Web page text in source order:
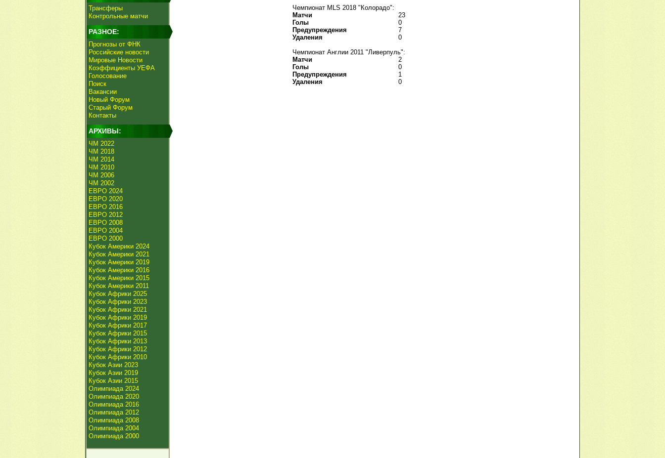
Трансферы
Контрольные матчи
РАЗНОЕ:
Прогнозы от ФНК
Российские новости
Мировые Новости
Коэффициенты УЕФА
Голосование
Поиск
Вакансии
Новый Форум
Старый Форум
Контакты
АРХИВЫ:
ЧМ 2022
ЧМ 2018
ЧМ 2014
ЧМ 2010
ЧМ 2006
ЧМ 2002
ЕВРО 2024
ЕВРО 2020
ЕВРО 2016
ЕВРО 2012
ЕВРО 2008
ЕВРО 2004
ЕВРО 2000
Кубок Америки 2024
Кубок Америки 2021
Кубок Америки 2019
Кубок Америки 2016
Кубок Америки 2015
Кубок Америки 2011
Кубок Африки 2025
Кубок Африки 2023
Кубок Африки 2021
Кубок Африки 2019
Кубок Африки 2017
Кубок Африки 2015
Кубок Африки 2013
Кубок Африки 2012
Кубок Африки 2010
Кубок Азии 2023
Кубок Азии 2019
Кубок Азии 2015
Олимпиада 2024
Олимпиада 2020
Олимпиада 2016
Олимпиада 2012
Олимпиада 2008
Олимпиада 2004
Олимпиада 2000
Чемпионат MLS 2018 "Колорадо":
Матчи
23
Голы
0
Предупреждения
7
Удаления
0
Чемпионат Англии 2011 "Ливерпуль":
Матчи
2
Голы
0
Предупреждения
1
Удаления
0